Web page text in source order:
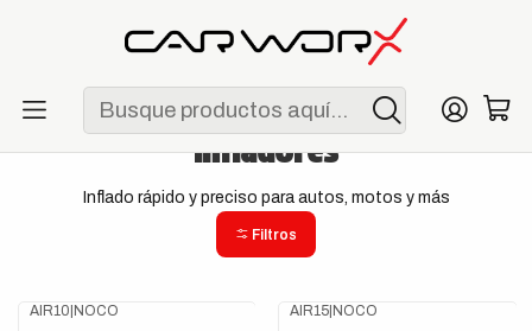
ENVÍO GRATIS POR COMPRAS MAYORES A S/ 250
Infladores
Infladores
Inflado rápido y preciso para autos, motos y más
Filtros
AIR10 NOCO AIR15 NOCO